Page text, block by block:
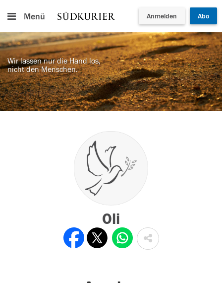
Menü Anmelden Abo
Wir lassen nur die Hand los,
nicht den Menschen.
Oli